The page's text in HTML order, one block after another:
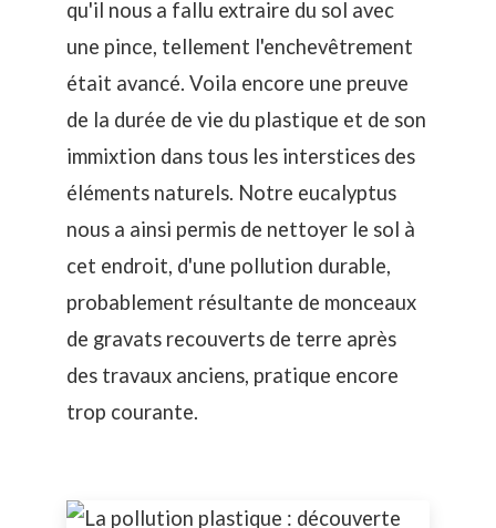
qu'il nous a fallu extraire du sol avec
une pince, tellement l'enchevêtrement
était avancé. Voila encore une preuve
de la durée de vie du plastique et de son
immixtion dans tous les interstices des
éléments naturels. Notre eucalyptus
nous a ainsi permis de nettoyer le sol à
cet endroit, d'une pollution durable,
probablement résultante de monceaux
de gravats recouverts de terre après
des travaux anciens, pratique encore
trop courante.